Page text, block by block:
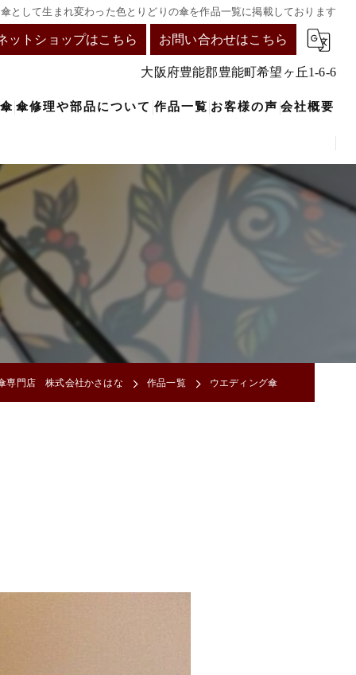
として生まれ変わった色とりどりの傘を作品一覧に掲載しております
ットショップはこちら お問い合わせはこちら
大阪府豊能郡豊能町希望ヶ丘1-6-6
傘修理や部品について 作品一覧 お客様の声 会社概要
専門店 株式会社かさはな 作品一覧 ウエディング傘